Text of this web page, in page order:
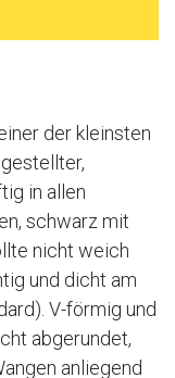
der kleinsten
in allen
schwarz mit
nicht weich
und dicht am
V-förmig und
abgerundet,
anliegend